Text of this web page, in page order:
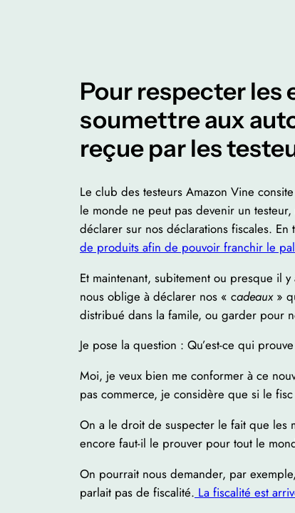
Pour respecter les
soumettre aux
reçue par les
Le club des testeurs Amazon Vine
le monde ne peut pas devenir un
déclarer sur nos déclarations fiscales.
de produits afin de pouvoir franchir le
Et maintenant, subitement ou presque il
nous oblige à déclarer nos « cadeaux»
distribué dans la famile, ou garder pour
Je pose la question : Qu’est-ce qui
Moi, je veux bien me conformer à ce
pas commerce, je considère que si le
On a le droit de suspecter le fait que les
encore faut-il le prouver pour tout le
On pourrait nous demander, par
parlait pas de fiscalité. La fiscalité est